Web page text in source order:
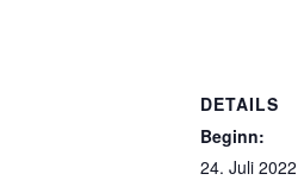
DETAILS
Beginn:
24. Juli 2022